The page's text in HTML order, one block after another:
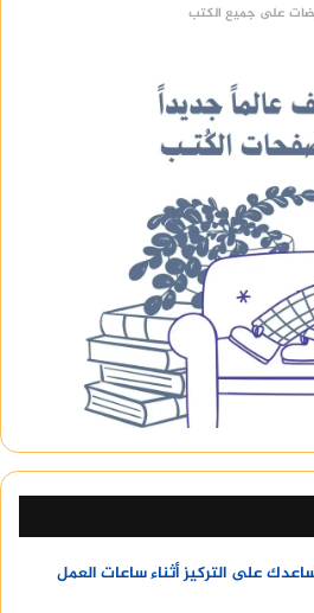
على جميع الكتب
على التركيز أثناء ساعات العمل